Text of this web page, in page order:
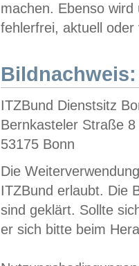
machen. Ebenso
fehlerfrei, aktuell oder
Bildnachweis:
ITZBund Dienstsitz
Bernkasteler Straße 8
53175 Bonn
Die
ITZBund erlaubt. Die
sind geklärt. Sollte
er sich bitte beim